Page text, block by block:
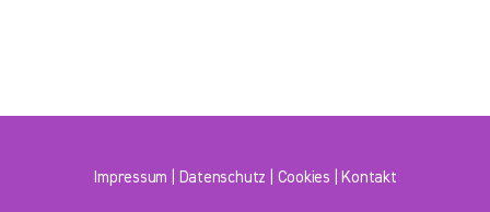
Impressum Datenschutz Cookies Kontakt